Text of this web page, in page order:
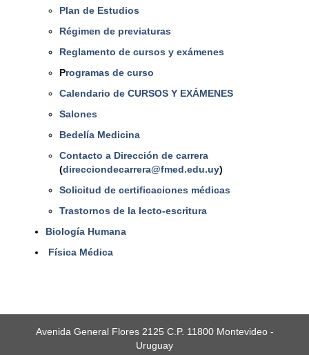
Plan de Estudios
Régimen de previaturas
Reglamento de cursos y exámenes
Programas de curso
Calendario de CURSOS Y EXÁMENES
Salones
Bedelía Medicina
Contacto a Dirección de carrera
(direcciondecarrera@fmed.edu.uy)
Solicitud de certificaciones médicas
Trastornos de la lecto-escritura
Biología Humana
Física Médica
Avenida General Flores 2125 C.P. 11800 Montevideo -
Uruguay